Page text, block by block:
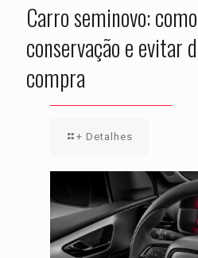
Carro seminovo:
conservação e evitar
compra
+ Detalhes